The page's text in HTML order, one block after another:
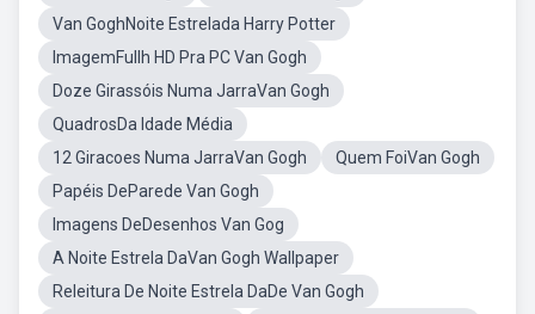
Van GoghNoite Estrelada Harry Potter
ImagemFullh HD Pra PC Van Gogh
Doze Girassóis Numa JarraVan Gogh
QuadrosDa Idade Média
12 Giracoes Numa JarraVan Gogh
Quem FoiVan Gogh
Papéis DeParede Van Gogh
Imagens DeDesenhos Van Gog
A Noite Estrela DaVan Gogh Wallpaper
Releitura De Noite Estrela DaDe Van Gogh